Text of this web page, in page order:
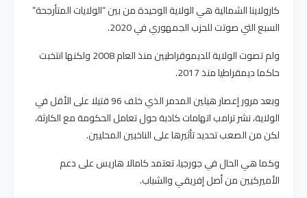
كارولاينا الشمالية هي الولاية الوحيدة من بين “الولايات المتأرجحة”
السبع التي صوتت للحزب الجمهوري في 2020.
ولم تصوت الولاية للديموقراطيين منذ العام 2008 ولكنها انتخبت
حاكما ديمقراطيا منذ 2017.
وبعد مرور إعصار هيلين المدمر الذي خلف 96 قتيلا على الأقل في
الولاية، نشر ترامب اتهامات كاذبة حول تعامل الحكومة مع الكارثة،
لكن من الصعب تحديد تأثيرها على الناخبين المحليين.
وكما هي الحال في جورجيا، تعتمد كامالا هاريس على دعم
الأميركيين من أصل إفريقي والشباب.